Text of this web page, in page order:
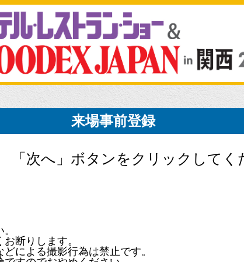
来場事前登録
「次へ」ボタンをクリックしてく
断りします。
による撮影行為は禁止です。